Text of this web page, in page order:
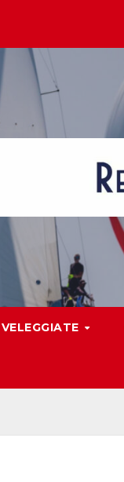
VELEGGIATE